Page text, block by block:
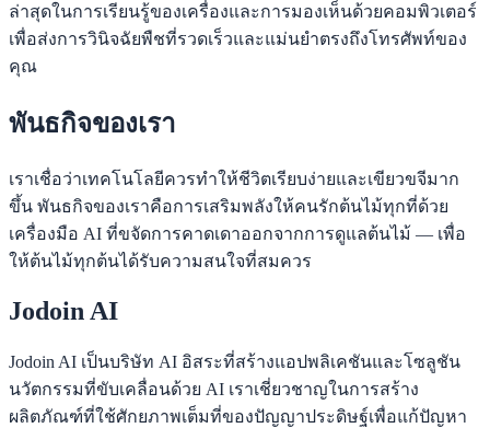
ล่าสุดในการเรียนรู้ของเครื่องและการมองเห็นด้วยคอมพิวเตอร์
เพื่อส่งการวินิจฉัยพืชที่รวดเร็วและแม่นยำตรงถึงโทรศัพท์ของ
คุณ
พันธกิจของเรา
เราเชื่อว่าเทคโนโลยีควรทำให้ชีวิตเรียบง่ายและเขียวขจีมาก
ขึ้น พันธกิจของเราคือการเสริมพลังให้คนรักต้นไม้ทุกที่ด้วย
เครื่องมือ AI ที่ขจัดการคาดเดาออกจากการดูแลต้นไม้ — เพื่อ
ให้ต้นไม้ทุกต้นได้รับความสนใจที่สมควร
Jodoin AI
Jodoin AI เป็นบริษัท AI อิสระที่สร้างแอปพลิเคชันและโซลูชัน
นวัตกรรมที่ขับเคลื่อนด้วย AI เราเชี่ยวชาญในการสร้าง
ผลิตภัณฑ์ที่ใช้ศักยภาพเต็มที่ของปัญญาประดิษฐ์เพื่อแก้ปัญหา